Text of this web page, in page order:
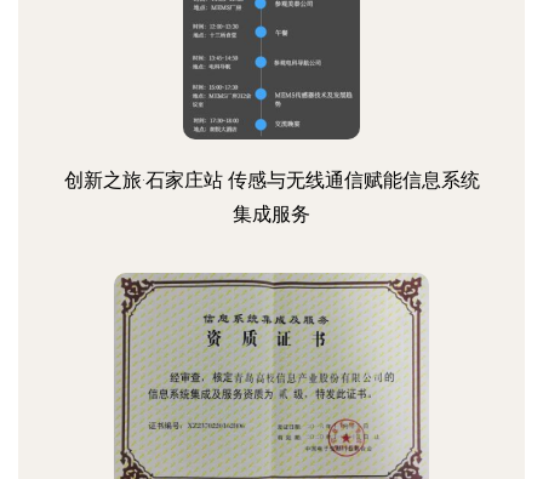
创新之旅·石家庄站 传感与无线通信赋能信息系统
集成服务